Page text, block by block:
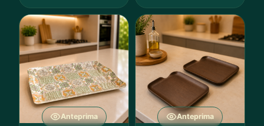
Anteprima Anteprima